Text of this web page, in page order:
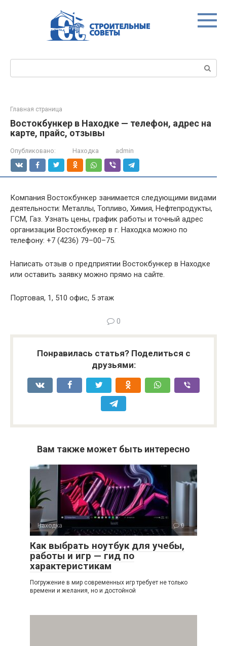
Главная страница
Востокбункер в Находке — телефон, адрес на
карте, прайс, отзывы
Опубликовано: Находка admin
Компания Востокбункер занимается следующими видами
деятельности: Металлы, Топливо, Химия, Нефтепродукты,
ГСМ, Газ. Узнать цены, график работы и точный адрес
организации Востокбункер в г. Находка можно по
телефону: +7 (4236) 79–00–75.
Написать отзыв о предприятии Востокбункер в Находке
или оставить заявку можно прямо на сайте.
Портовая, 1, 510 офис, 5 этаж
0
Понравилась статья? Поделиться с
друзьями:
Вам также может быть интересно
Находка 0
Как выбрать ноутбук для учебы,
работы и игр — гид по
характеристикам
Погружение в мир современных игр требует не только
времени и желания, но и достойной